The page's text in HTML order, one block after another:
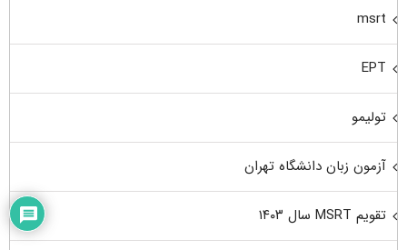
msrt
EPT
تولیمو
آزمون زبان دانشگاه تهران
تقویم MSRT سال ۱۴۰۳